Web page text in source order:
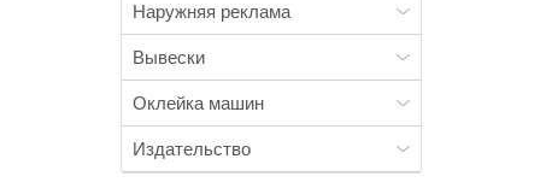
Наружняя реклама
Вывески
Оклейка машин
Издательство